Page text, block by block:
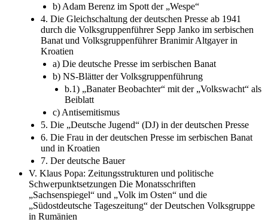
b) Adam Berenz im Spott der „Wespe“
4. Die Gleichschaltung der deutschen Presse ab 1941
durch die Volksgruppenführer Sepp Janko im serbischen
Banat und Volksgruppenführer Branimir Altgayer in
Kroatien
a) Die deutsche Presse im serbischen Banat
b) NS-Blätter der Volksgruppenführung
b.1) „Banater Beobachter“ mit der „Volkswacht“ als
Beiblatt
c) Antisemitismus
5. Die „Deutsche Jugend“ (DJ) in der deutschen Presse
6. Die Frau in der deutschen Presse im serbischen Banat
und in Kroatien
7. Der deutsche Bauer
V. Klaus Popa: Zeitungsstrukturen und politische
Schwerpunktsetzungen Die Monatsschriften
„Sachsenspiegel“ und „Volk im Osten“ und die
„Südostdeutsche Tageszeitung“ der Deutschen Volksgruppe
in Rumänien